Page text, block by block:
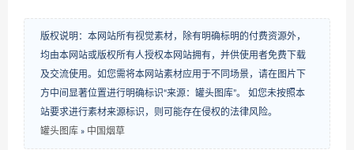
版权说明：本网站所有视觉素材，除有明确标明的付费资源外，
均由本网站或版权所有人授权本网站拥有，并供使用者免费下载
及交流使用。如您需将本网站素材应用于不同场景，请在图片下
方中间显著位置进行明确标识“来源：罐头图库”。 如您未按照本
站要求进行素材来源标识，则可能存在侵权的法律风险。
罐头图库 » 中国烟草